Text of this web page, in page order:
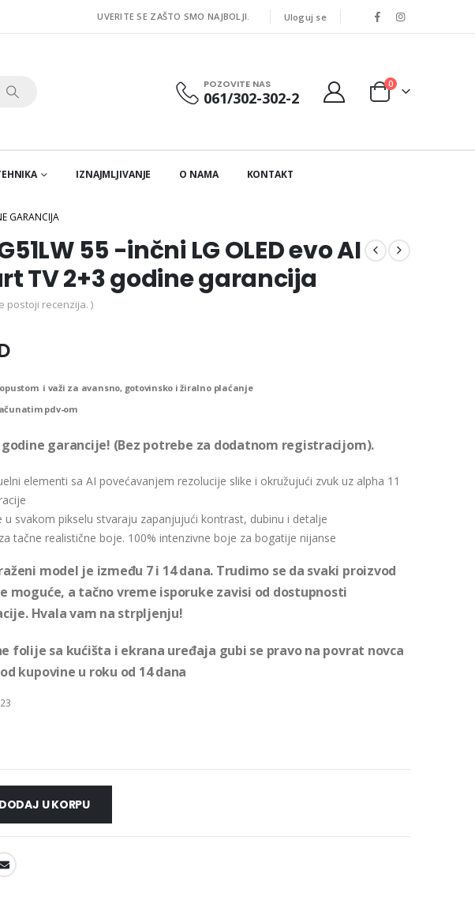
UVERITE SE ZAŠTO SMO NAJBOLJI. Uloguj se
POZOVITE NAS
061/302-302-2
0
IZNAJMLJIVANJE O NAMA KONTAKT
GARANCIJA
55 -inčni LG OLED evo AI
TV 2+3 godine garancija
postoji recenzija. )
i važi za avansno, gotovinsko i žiralno plaćanje
pdv-om
garancije! (Bez potrebe za dodatnom registracijom).
elementi sa AI povećavanjem rezolucije slike i okružujući zvuk uz alpha 11
u svakom pikselu stvaraju zapanjujući kontrast, dubinu i detalje
tačne realistične boje. 100% intenzivne boje za bogatije nijanse
model je između 7 i 14 dana. Trudimo se da svaki proizvod
moguće, a tačno vreme isporuke zavisi od dostupnosti
Hvala vam na strpljenju!
folije sa kućišta i ekrana uređaja gubi se pravo na povrat novca
kupovine u roku od 14 dana
DODAJ U KORPU